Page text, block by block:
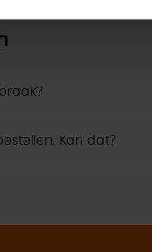
Kan dat?